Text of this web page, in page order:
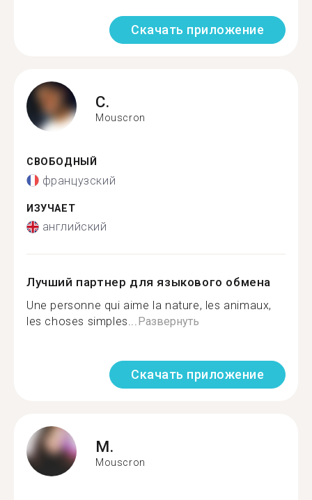
Скачать приложение
C.
Mouscron
СВОБОДНЫЙ
французский
ИЗУЧАЕТ
английский
Лучший партнер для языкового обмена
Une personne qui aime la nature, les animaux,
les choses simples...Развернуть
Скачать приложение
M.
Mouscron